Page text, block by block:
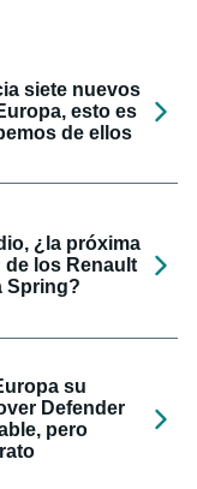
siete nuevos
esto es
de ellos
¿la próxima
los Renault
Spring?
su
Defender
pero